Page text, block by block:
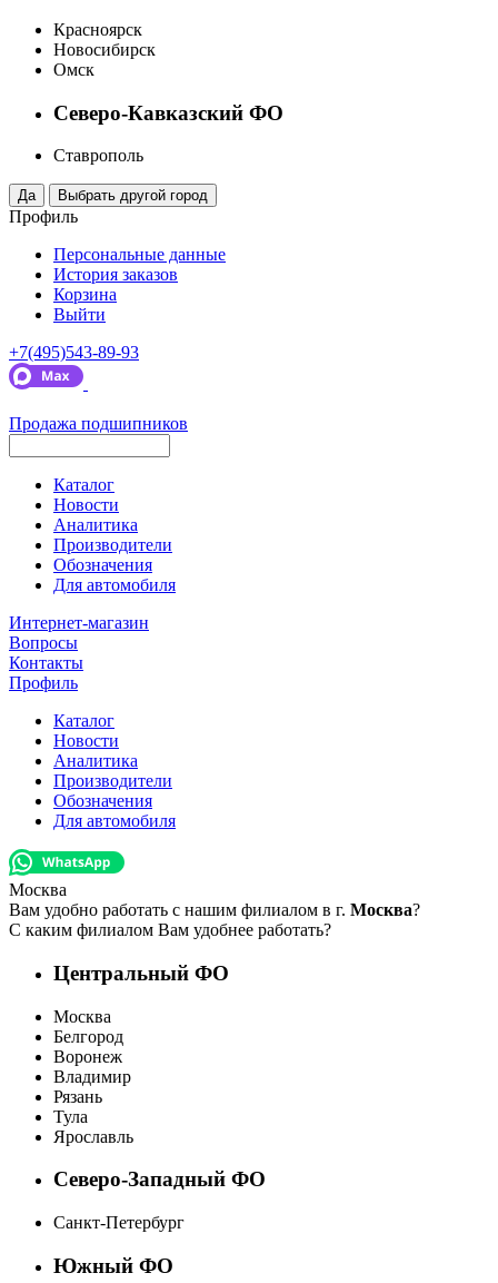
Красноярск
Новосибирск
Омск
Северо-Кавказский ФО
Ставрополь
Профиль
Персональные данные
История заказов
Корзина
Выйти
+7(495)543-89-93
Продажа подшипников
Каталог
Новости
Аналитика
Производители
Обозначения
Для автомобиля
Интернет-магазин
Вопросы
Контакты
Профиль
Каталог
Новости
Аналитика
Производители
Обозначения
Для автомобиля
Москва
Вам удобно работать с нашим филиалом в г. Москва?
С каким филиалом Вам удобнее работать?
Центральный ФО
Москва
Белгород
Воронеж
Владимир
Рязань
Тула
Ярославль
Северо-Западный ФО
Санкт-Петербург
Южный ФО